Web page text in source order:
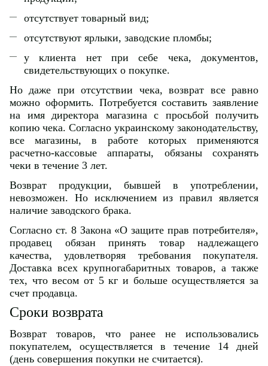
отсутствует товарный вид;
отсутствуют ярлыки, заводские пломбы;
у клиента нет при себе чека, документов,
свидетельствующих о покупке.
Но даже при отсутствии чека, возврат все равно
можно оформить. Потребуется составить заявление
на имя директора магазина с просьбой получить
копию чека. Согласно украинскому законодательству,
все магазины, в работе которых применяются
расчетно-кассовые аппараты, обязаны сохранять
чеки в течение 3 лет.
Возврат продукции, бывшей в употреблении,
невозможен. Но исключением из правил является
наличие заводского брака.
Согласно ст. 8 Закона «О защите прав потребителя»,
продавец обязан принять товар надлежащего
качества, удовлетворяя требования покупателя.
Доставка всех крупногабаритных товаров, а также
тех, что весом от 5 кг и больше осуществляется за
счет продавца.
Сроки возврата
Возврат товаров, что ранее не использовались
покупателем, осуществляется в течение 14 дней
(день совершения покупки не считается).